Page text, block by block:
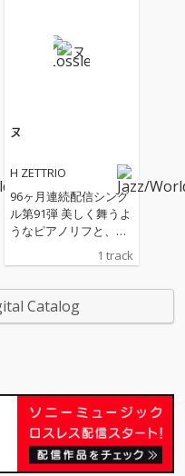
能な領域へと広がって
ヌ
H ZETTRIO
96ヶ月連続配信シング
ル第91弾 美しく舞うよ
うなピアノリフと、土
着的な躍動感を宿した
リズム、そして軽やか
なすアンサンブルは、
ポジティブなエネルギ
1 track
Catalog